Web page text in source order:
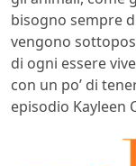
bisogno sempre
vengono
di ogni essere
con un po’ di
episodio Kayleen